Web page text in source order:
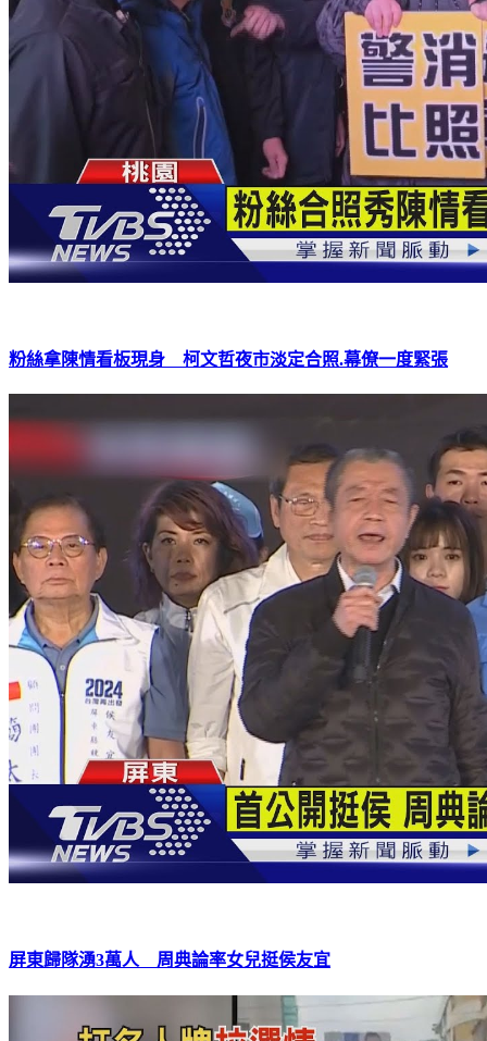
粉絲拿陳情看板現身 柯文哲夜市淡定合照.幕僚一度緊張
屏東歸隊湧3萬人 周典論率女兒挺侯友宜